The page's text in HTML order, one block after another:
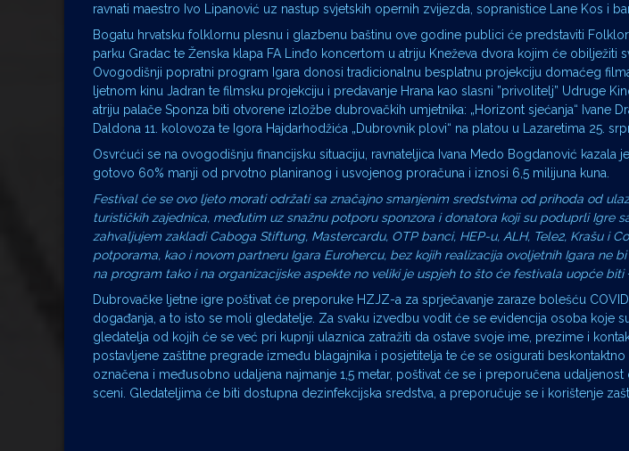
ravnati maestro Ivo Lipanović uz nastup svjetskih opernih zvijezda, sopranistice Lane Kos i
Bogatu hrvatsku folklornu plesnu i glazbenu baštinu ove godine publici će predstaviti
parku Gradac te Ženska klapa FA Linđo koncertom u atriju Kneževa dvora kojim će obilježiti
Ovogodišnji popratni program Igara donosi tradicionalnu besplatnu projekciju domaćeg
ljetnom kinu Jadran te filmsku projekciju i predavanje Hrana kao slasni ”privolitelj” Udruge
atriju palače Sponza biti otvorene izložbe dubrovačkih umjetnika: „Horizont sjećanja“ Ivane
Daldona 11. kolovoza te Igora Hajdarhodžića „Dubrovnik plovi“ na platou u Lazaretima 25.
Osvrćući se na ovogodišnju financijsku situaciju, ravnateljica Ivana Medo Bogdanović kazala
gotovo 60% manji od prvotno planiranog i usvojenog proračuna i iznosi 6,5 milijuna kuna.
Festival će se ovo ljeto morati održati sa značajno smanjenim sredstvima od prihoda od
turističkih zajednica, međutim uz snažnu potporu sponzora i donatora koji su poduprli Igre
zahvaljujem zakladi Caboga Stiftung, Mastercardu, OTP banci, HEP-u, ALH, Tele2, Krašu i
potporama, kao i novom partneru Igara Eurohercu, bez kojih realizacija ovoljetnih Igara ne
na program tako i na organizacijske aspekte no veliki je uspjeh to što će festivala uopće biti
Dubrovačke ljetne igre poštivat će preporuke HZJZ-a za sprječavanje zaraze bolešću
događanja, a to isto se moli gledatelje. Za svaku izvedbu vodit će se evidencija osoba koje
gledatelja od kojih će se već pri kupnji ulaznica zatražiti da ostave svoje ime, prezime i
postavljene zaštitne pregrade između blagajnika i posjetitelja te će se osigurati
označena i međusobno udaljena najmanje 1,5 metar, poštivat će se i preporučena
sceni. Gledateljima će biti dostupna dezinfekcijska sredstva, a preporučuje se i korištenje